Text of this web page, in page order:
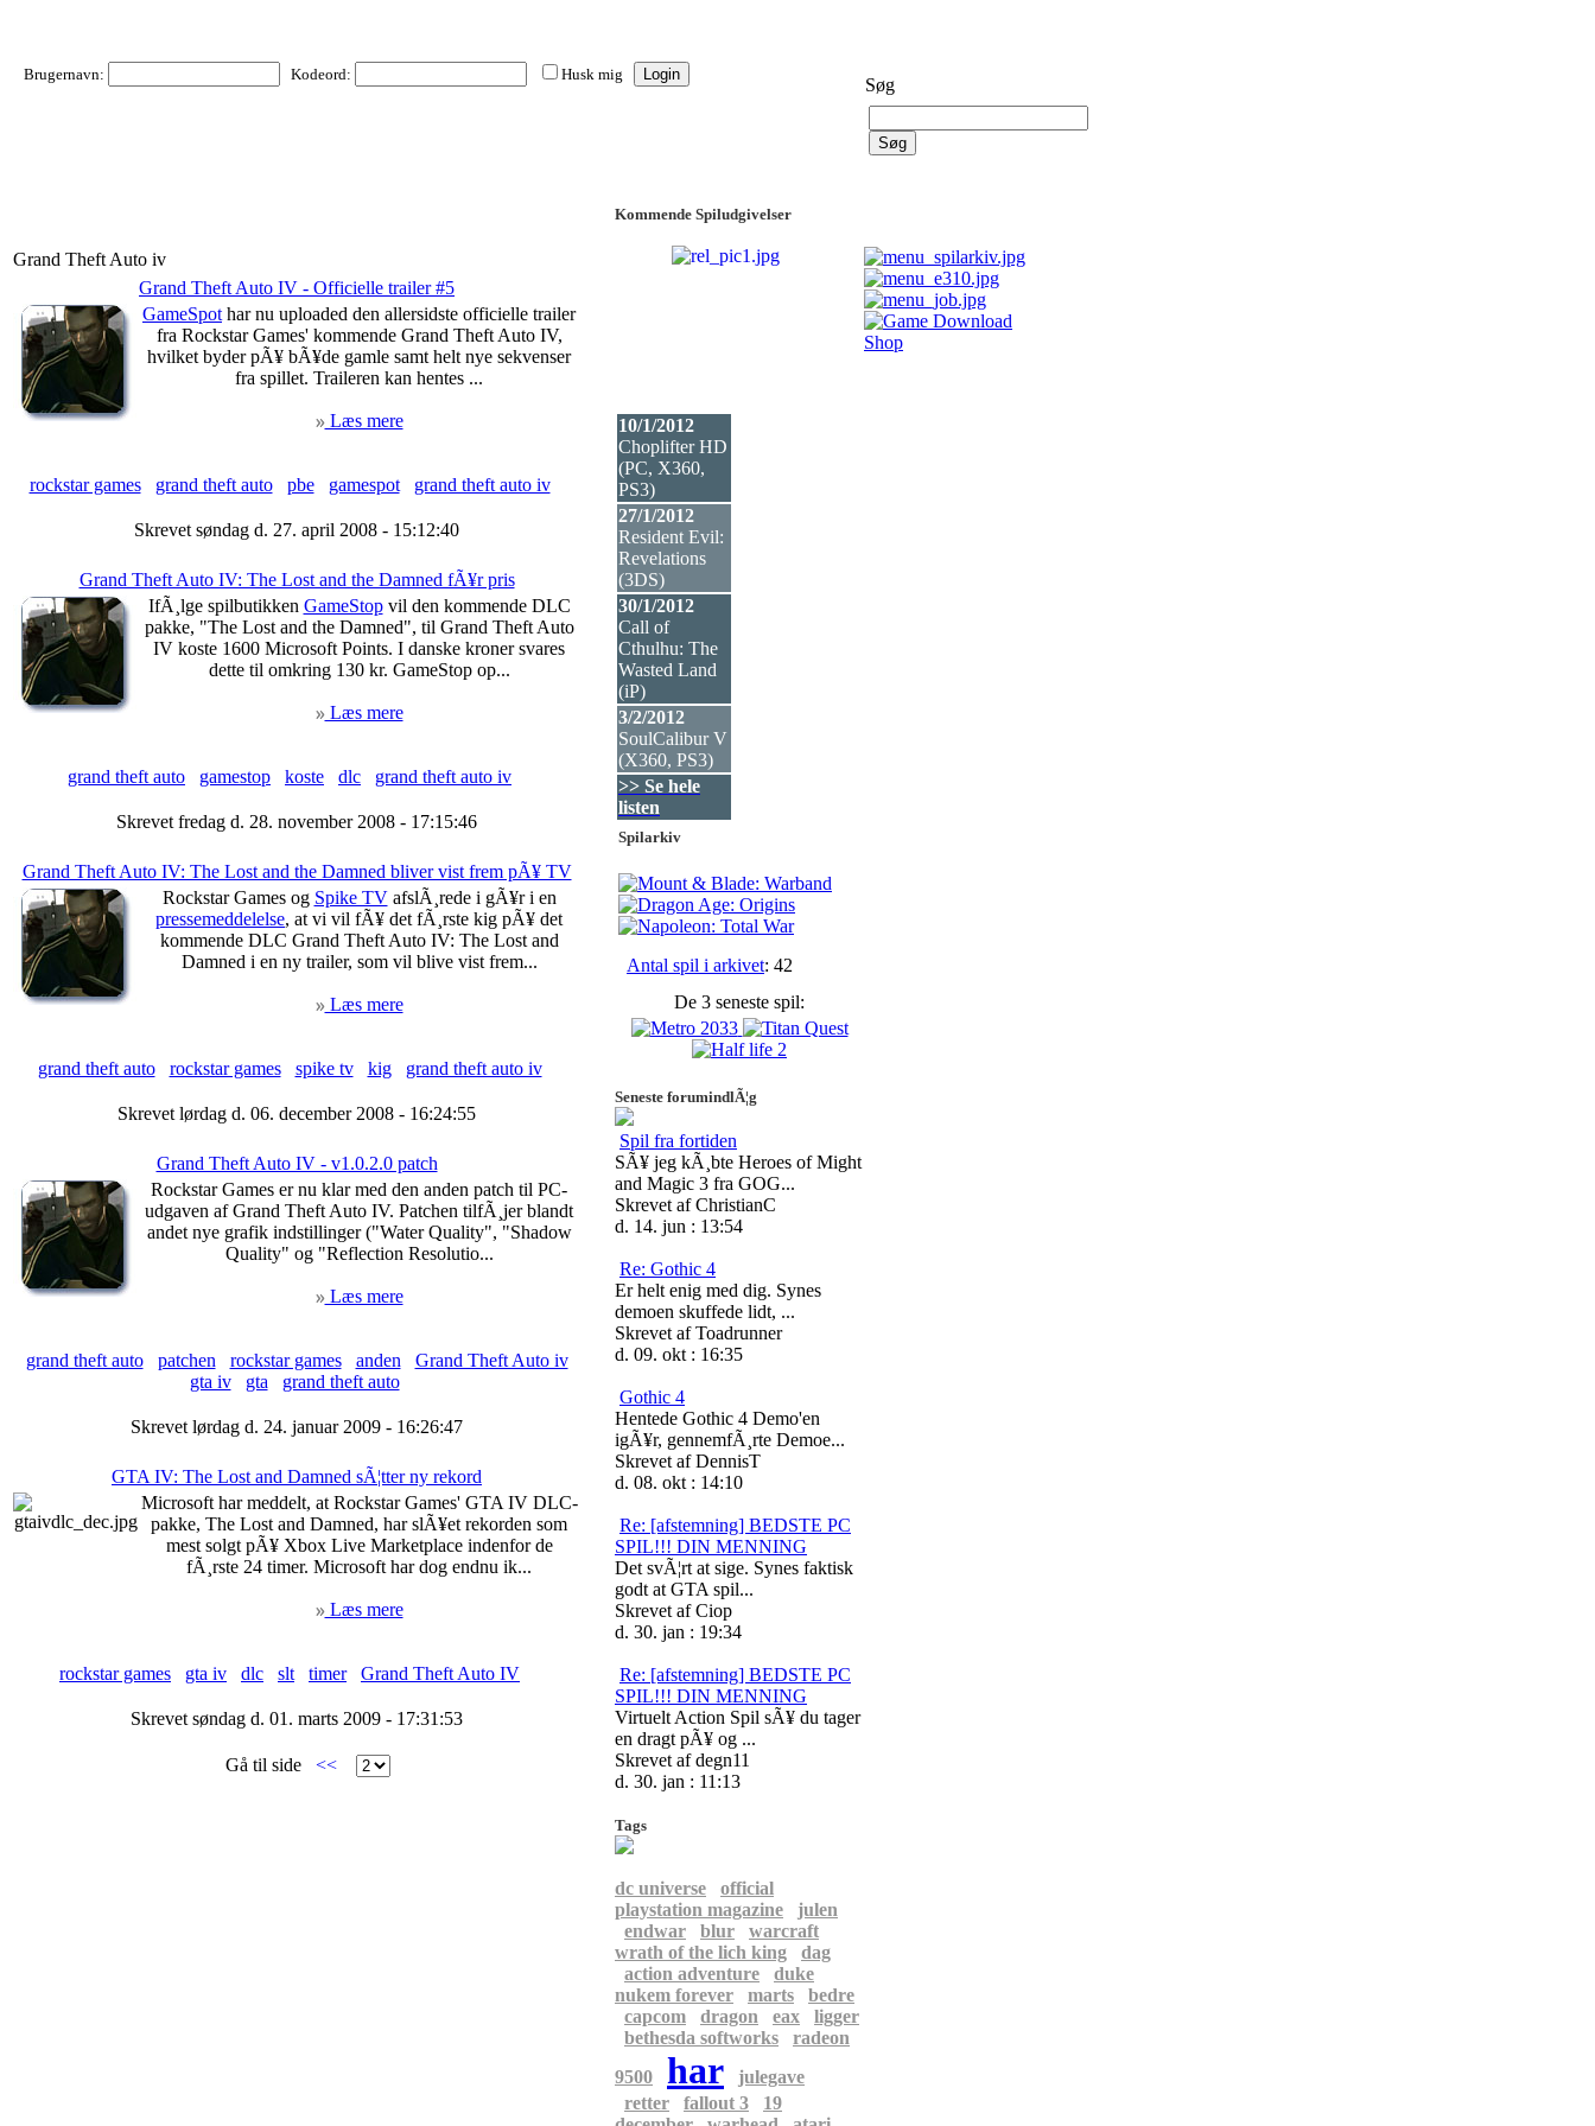
Brugernavn: Kodeord: Husk mig
Søg
Grand Theft Auto iv
Grand Theft Auto IV - Officielle trailer #5
GameSpot har nu uploaded den allersidste officielle trailer
fra Rockstar Games' kommende Grand Theft Auto IV,
hvilket byder pÃ¥ bÃ¥de gamle samt helt nye sekvenser
fra spillet. Traileren kan hentes ...
Læs mere
rockstar games grand theft auto pbe gamespot grand theft auto iv
Skrevet søndag d. 27. april 2008 - 15:12:40
Grand Theft Auto IV: The Lost and the Damned fÃ¥r pris
IfÃ¸lge spilbutikken GameStopvil den kommende DLC
pakke, "The Lost and the Damned", til Grand Theft Auto
IV koste 1600 Microsoft Points. I danske kroner svares
dette til omkring 130 kr. GameStop op...
Læs mere
grand theft auto gamestop koste dlc grand theft auto iv
Skrevet fredag d. 28. november 2008 - 17:15:46
Grand Theft Auto IV: The Lost and the Damned bliver vist frem pÃ¥ TV
Rockstar Games og Spike TVafslÃ¸rede i gÃ¥r i en
pressemeddelelse, at vi vil fÃ¥ det fÃ¸rste kig pÃ¥ det
kommende DLC Grand Theft Auto IV: The Lost and
Damned i en ny trailer, som vil blive vist frem...
Læs mere
grand theft auto rockstar games spike tv kig grand theft auto iv
Skrevet lørdag d. 06. december 2008 - 16:24:55
Grand Theft Auto IV - v1.0.2.0 patch
Rockstar Games er nu klar med den anden patch til PC-
udgaven af Grand Theft Auto IV. Patchen tilfÃ¸jer blandt
andet nye grafik indstillinger ("Water Quality", "Shadow
Quality" og "Reflection Resolutio...
Læs mere
grand theft auto patchen rockstar games anden
Grand Theft Auto iv
gta iv
gta grand theft auto
Skrevet lørdag d. 24. januar 2009 - 16:26:47
GTA IV: The Lost and Damned sÃ¦tter ny rekord
Microsoft har meddelt, at Rockstar Games' GTA IV DLC-
pakke, The Lost and Damned, har slÃ¥et rekorden som
mest solgt pÃ¥ Xbox Live Marketplace indenfor de
fÃ¸rste 24 timer. Microsoft har dog endnu ik...
Læs mere
rockstar games gta iv dlc slt timer Grand Theft Auto IV
Skrevet søndag d. 01. marts 2009 - 17:31:53
Gå til side <<
Kommende Spiludgivelser
10/1/2012
Choplifter HD
(PC, X360,
PS3)
27/1/2012
Resident Evil:
Revelations
(3DS)
30/1/2012
Call of
Cthulhu: The
Wasted Land
(iP)
3/2/2012
SoulCalibur V
(X360, PS3)
>> Se hele
listen
Spilarkiv
Antal spil i arkivet: 42
De 3 seneste spil:
Seneste forumindlÃ¦g
Spil fra fortiden
SÃ¥ jeg kÃ¸bte Heroes of Might
and Magic 3 fra GOG...
Skrevet af ChristianC
d. 14. jun : 13:54
Re: Gothic 4
Er helt enig med dig. Synes
demoen skuffede lidt, ...
Skrevet af Toadrunner
d. 09. okt : 16:35
Gothic 4
Hentede Gothic 4 Demo'en
igÃ¥r, gennemfÃ¸rte Demoe...
Skrevet af DennisT
d. 08. okt : 14:10
Re: [afstemning] BEDSTE PC
SPIL!!! DIN MENNING
Det svÃ¦rt at sige. Synes faktisk
godt at GTA spil...
Skrevet af Ciop
d. 30. jan : 19:34
Re: [afstemning] BEDSTE PC
SPIL!!! DIN MENNING
Virtuelt Action Spil sÃ¥ du tager
en dragt pÃ¥ og ...
Skrevet af degn11
d. 30. jan : 11:13
Tags
dc universe
official
playstation magazine
julen
endwar
blur
warcraft
wrath of the lich king
dag
action adventure
duke
nukem forever
marts
bedre
capcom
dragon eax
ligger
bethesda softworks
radeon
9500
har
julegave
retter
fallout 3
19